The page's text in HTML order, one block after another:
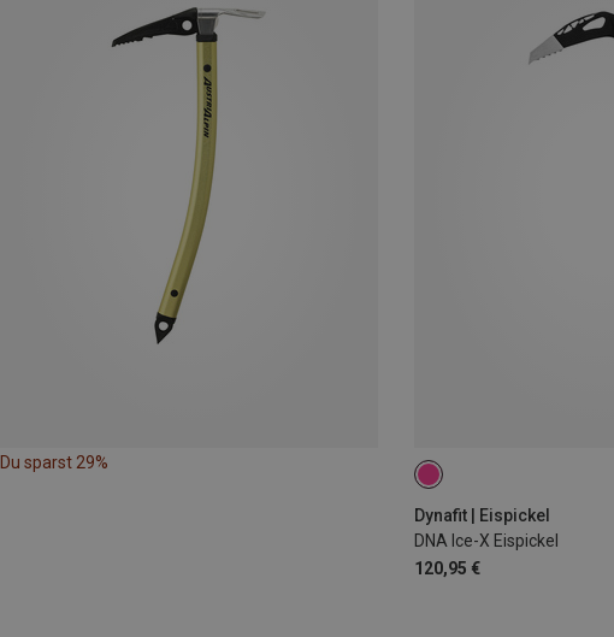
Du sparst 29%
Dynafit | Eispickel
DNA Ice-X Eispickel
120,95 €
48CM